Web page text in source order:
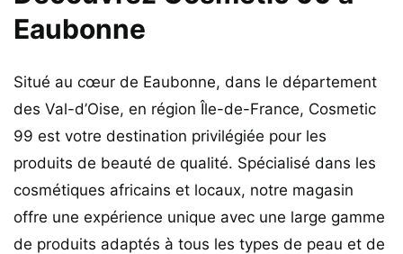
Eaubonne
Situé au cœur de Eaubonne, dans le département
des Val-d’Oise, en région Île-de-France, Cosmetic
99 est votre destination privilégiée pour les
produits de beauté de qualité. Spécialisé dans les
cosmétiques africains et locaux, notre magasin
offre une expérience unique avec une large gamme
de produits adaptés à tous les types de peau et de